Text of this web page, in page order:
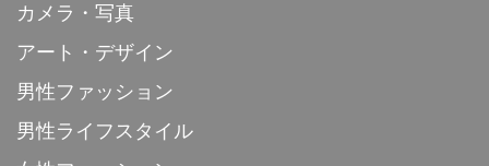
カメラ・写真
アート・デザイン
男性ファッション
男性ライフスタイル